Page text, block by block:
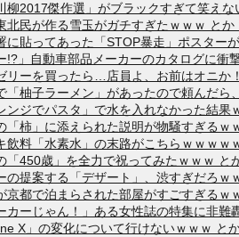
柳2017傑作選」がブラックすぎて笑え
北民が作る雪玉がガチすぎたｗｗｗ とか
に貼ってあった「STOP暴走」ポスター
!?」自動車部品メーカーのカタログに
リーを買ったら…店員よ、お前はオニか
「柚子ラーメン」があったので頼んだ
ンジでパスタ」で水を入れなかった結
「柿」に添えられた説明が物騒すぎるｗ
飲料「水素水」の末路がこちらｗｗｗｗ
「450歳」を全力で祝ってみたｗｗｗ と
の提案する「デザート」、渋すぎだろｗ
京都で泊まらされた部屋がすごすぎる
カーじゃん！」ある女性誌の特集に非難
X」の変化について行けないｗｗｗ と